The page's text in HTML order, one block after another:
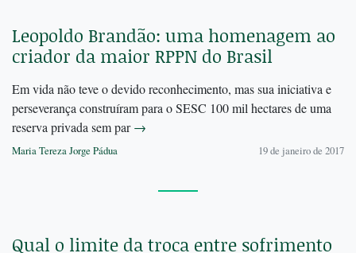
Leopoldo Brandão: uma homenagem ao
criador da maior RPPN do Brasil
Em vida não teve o devido reconhecimento, mas sua iniciativa e
perseverança construíram para o SESC 100 mil hectares de uma
reserva privada sem par→
Maria Tereza Jorge Pádua 19 de janeiro de 2017
Qual o limite da troca entre sofrimento